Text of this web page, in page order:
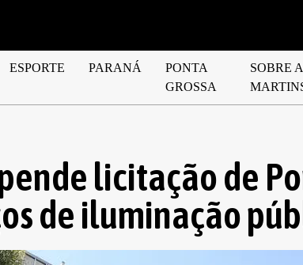
ESPORTE PARANÁ
PONTA
GROSSA
SOBRE
licitação de
de iluminação